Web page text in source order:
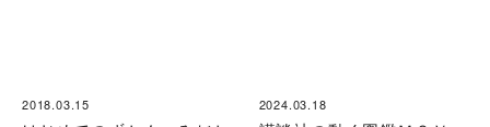
2018.03.15 2024.03.18